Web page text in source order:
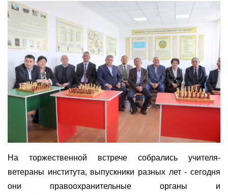
На торжественной встрече собрались учителя-
ветераны института, выпускники разных лет - сегодня
они правоохранительные органы и